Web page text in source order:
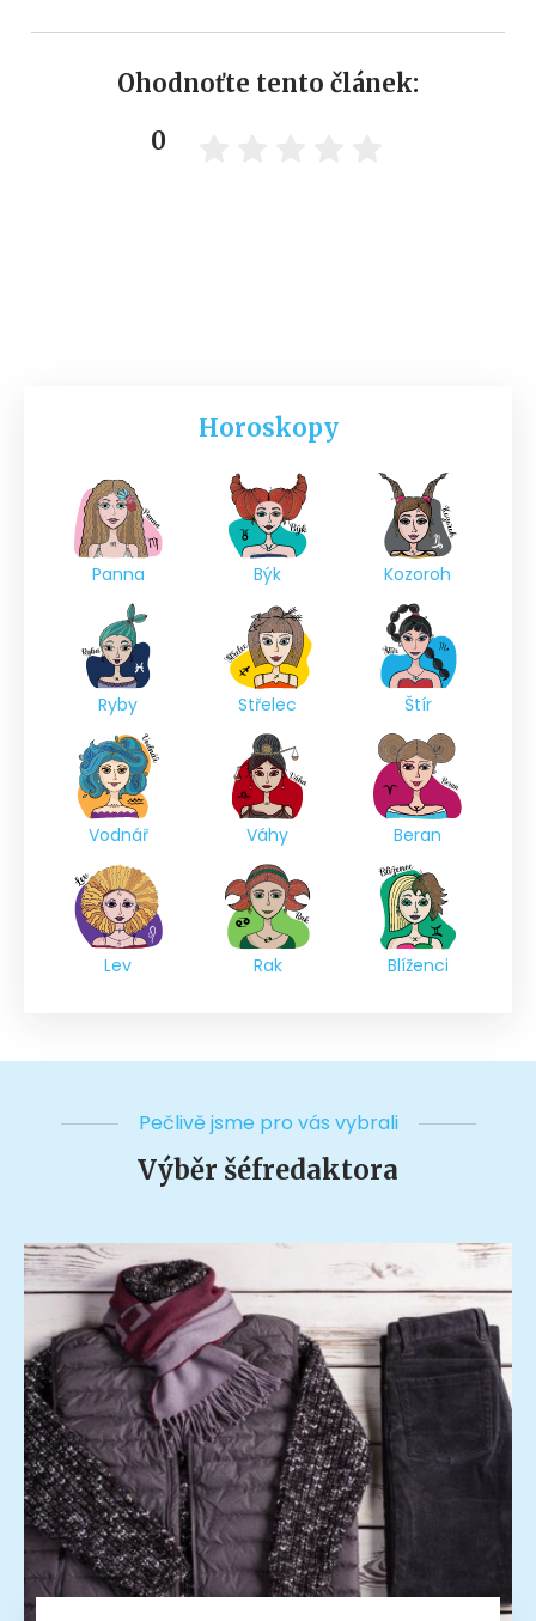
Ohodnoťte tento článek:
0
Horoskopy
Panna Býk Kozoroh
Ryby Střelec Štír
Vodnář Váhy Beran
Lev Rak Blíženci
Pečlivě jsme pro vás vybrali
Výběr šéfredaktora